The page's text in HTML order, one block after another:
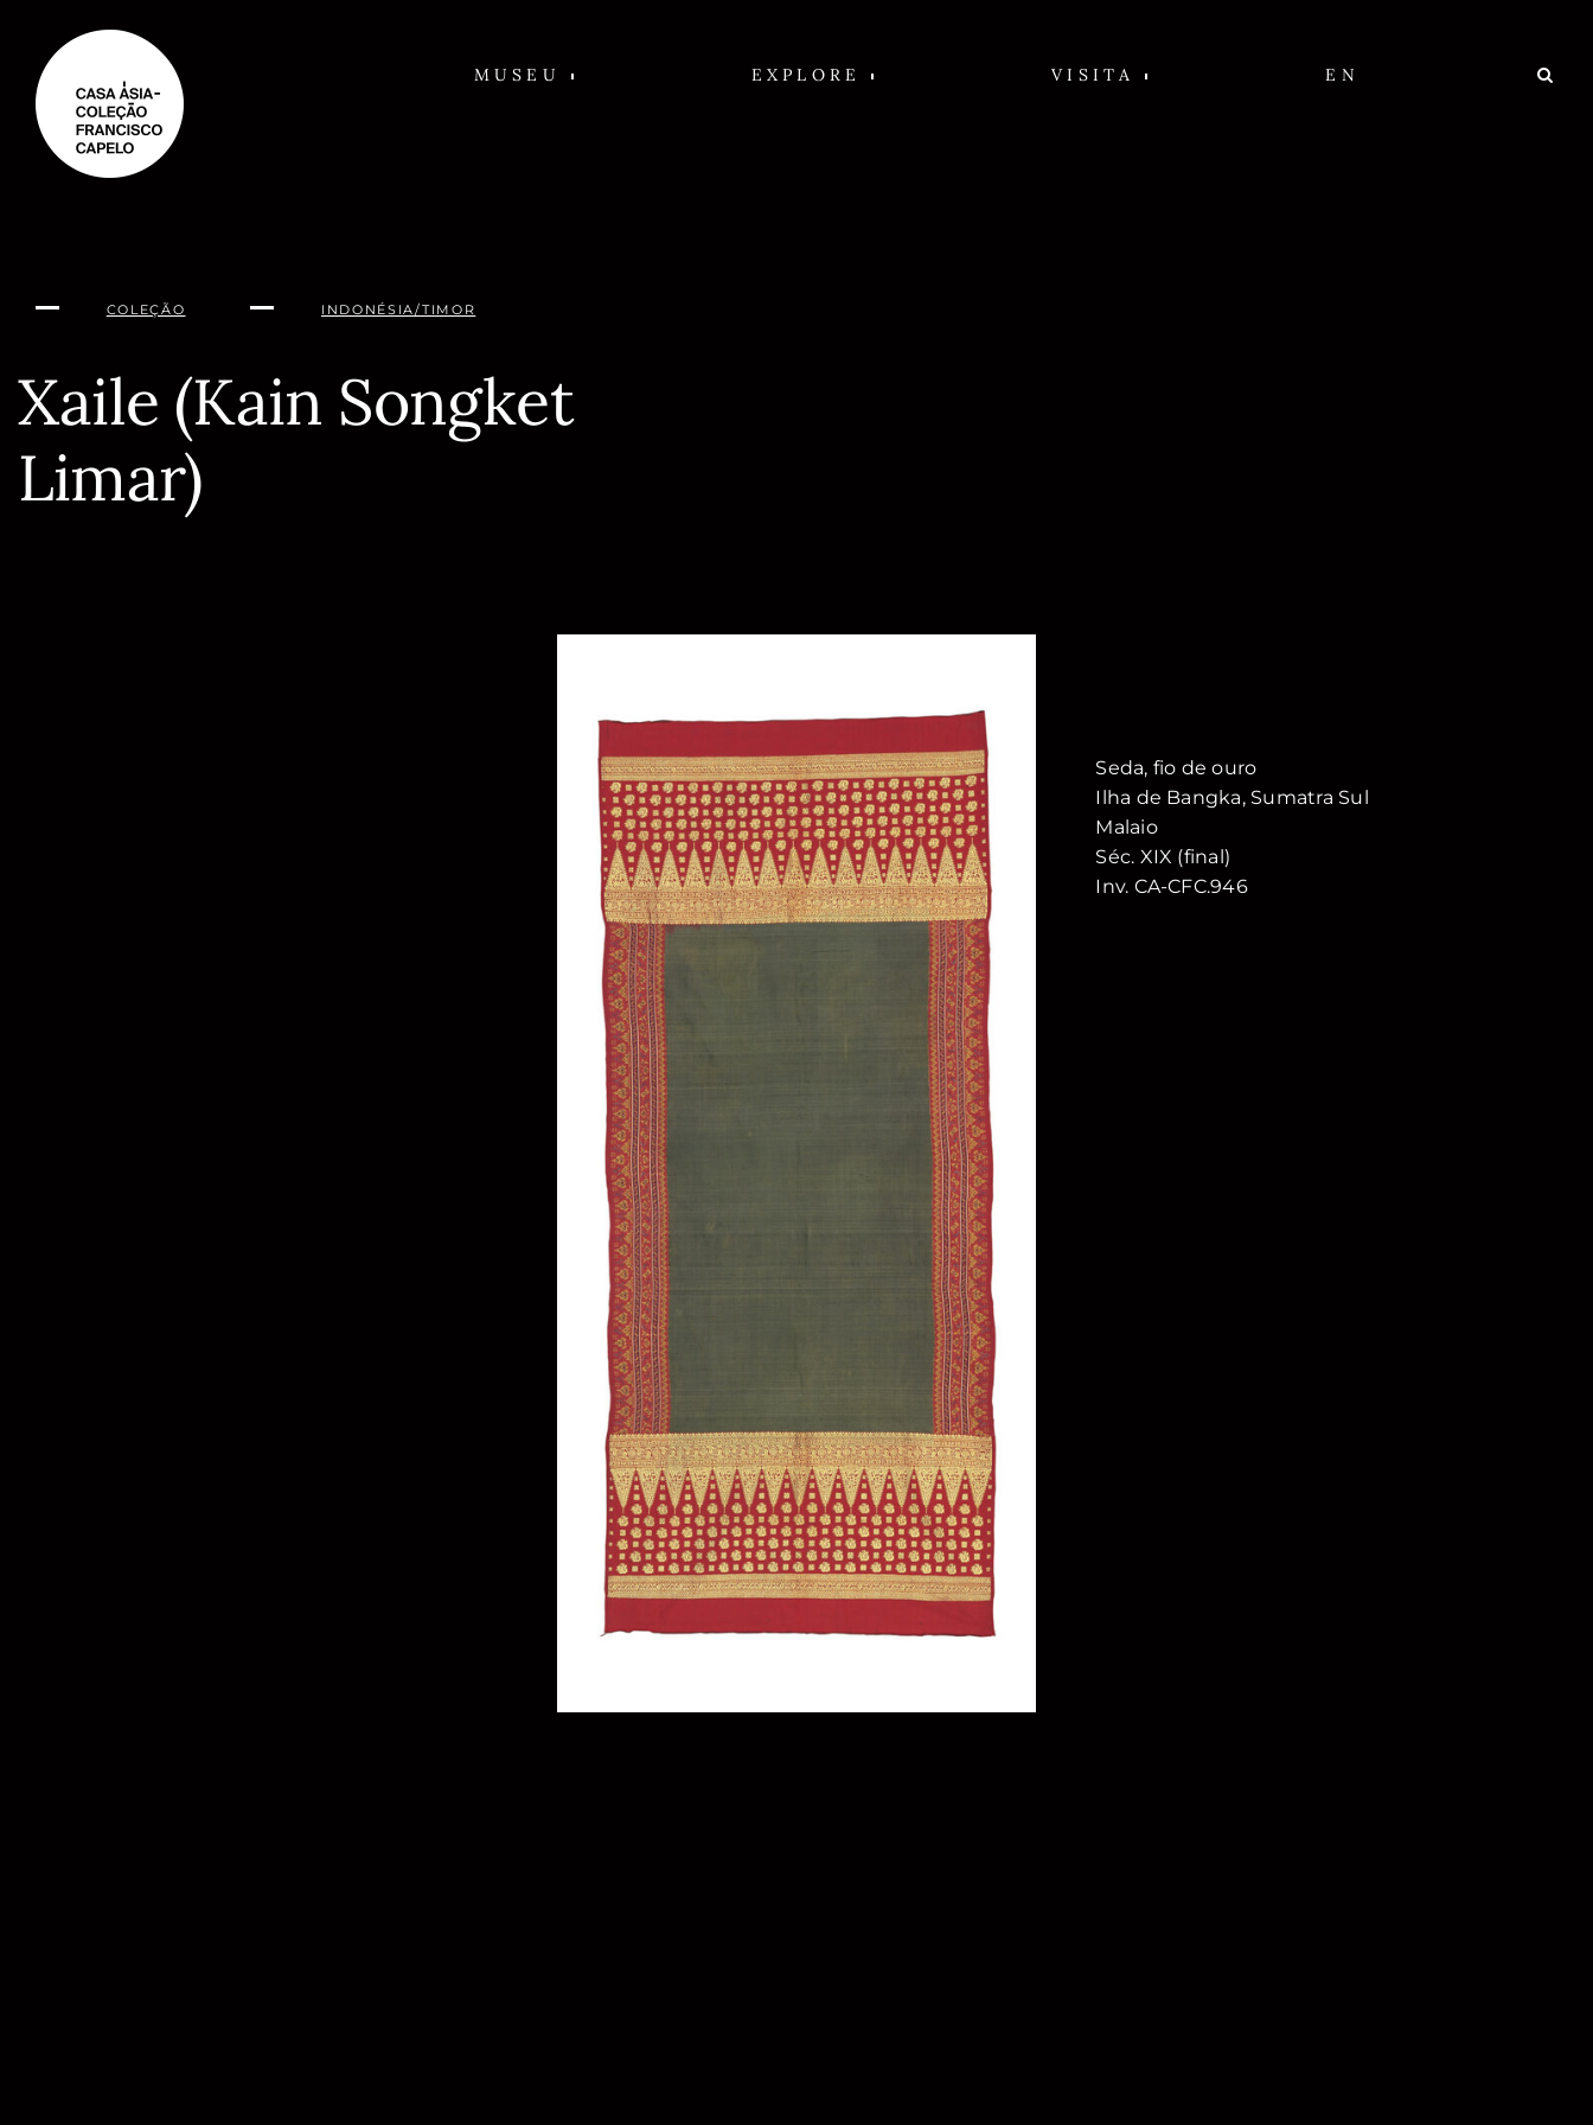
conteúdo
MUSEU EXPLORE VISITA EN
COLEÇÃO INDONÉSIA/TIMOR
Xaile (Kain Songket
Limar)
Seda, fio de ouro
Ilha de Bangka, Sumatra Sul
Malaio
Séc. XIX (final)
Inv. CA-CFC.946